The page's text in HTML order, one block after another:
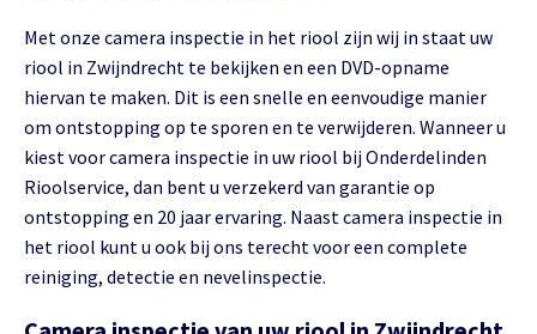
Met onze camera inspectie in het riool zijn wij in staat uw
riool in Zwijndrecht te bekijken en een DVD-opname
hiervan te maken. Dit is een snelle en eenvoudige manier
om ontstopping op te sporen en te verwijderen. Wanneer u
kiest voor camera inspectie in uw riool bij Onderdelinden
Rioolservice, dan bent u verzekerd van garantie op
ontstopping en 20 jaar ervaring. Naast camera inspectie in
het riool kunt u ook bij ons terecht voor een complete
reiniging, detectie en nevelinspectie.